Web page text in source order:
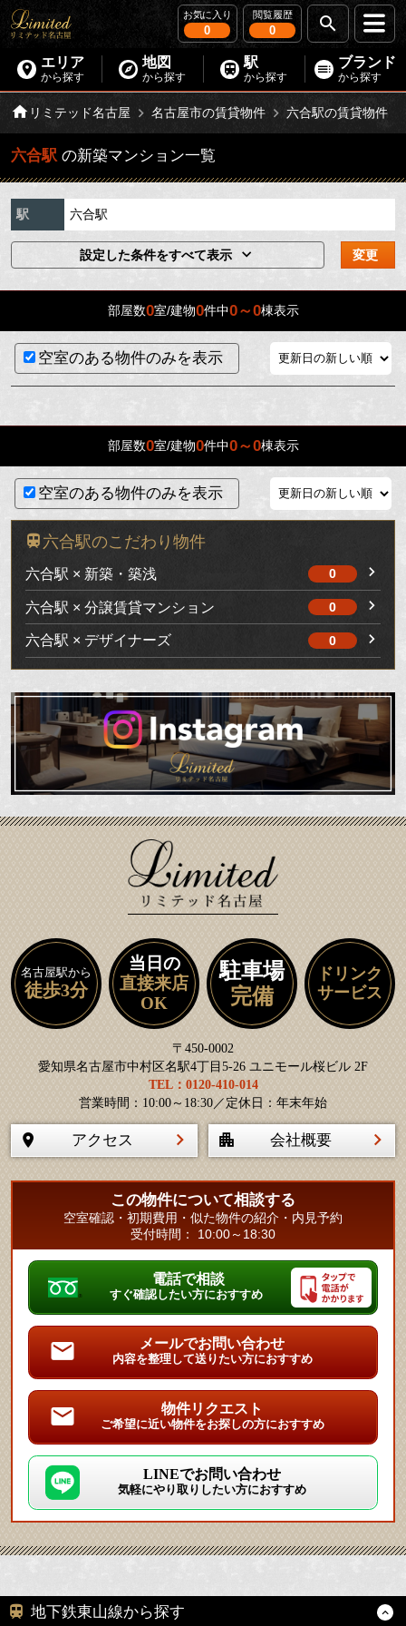
お気に入り
0
閲覧履歴
0
エリア
から探す
地図
から探す
駅
から探す
ブランド
から探す
リミテッド名古屋 名古屋市の賃貸物件 六合駅の賃貸物件
六合駅 の新築マンション一覧
駅 六合駅
設定した条件をすべて表示 変更
部屋数0室/建物0件中0～0棟表示
空室のある物件のみを表示
部屋数0室/建物0件中0～0棟表示
空室のある物件のみを表示
六合駅のこだわり物件
六合駅 × 新築・築浅 0
六合駅 × 分譲賃貸マンション 0
六合駅 × デザイナーズ 0
名古屋駅から
徒歩3分
当日の
直接来店
OK
駐車場
完備
ドリンク
サービス
〒450-0002
愛知県名古屋市中村区名駅4丁目5-26 ユニモール桜ビル 2F
TEL：0120-410-014
営業時間：10:00～18:30／定休日：年末年始
アクセス 会社概要
この物件について相談する
空室確認・初期費用・似た物件の紹介・内見予約
受付時間： 10:00～18:30
電話で相談
すぐ確認したい方におすすめ
メールでお問い合わせ
内容を整理して送りたい方におすすめ
物件リクエスト
ご希望に近い物件をお探しの方におすすめ
LINEでお問い合わせ
気軽にやり取りしたい方におすすめ
地下鉄東山線から探す